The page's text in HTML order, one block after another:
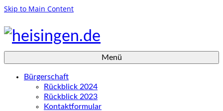
Skip to Main Content
Menü
Bürgerschaft
Rückblick 2024
Rückblick 2023
Kontaktformular